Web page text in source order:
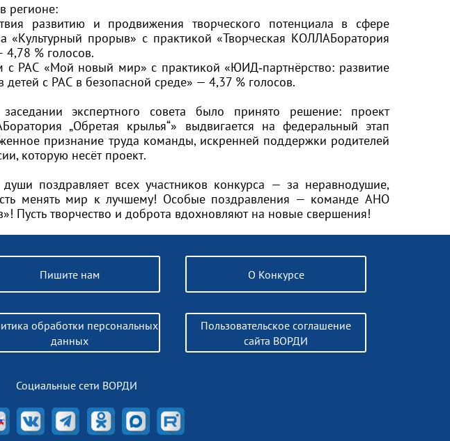
регионе:
развитию и продвижения творческого потенциала в сфере
«Культурный прорыв» с практикой «Творческая КОЛЛАБоратория
4,78 % голосов.
РАС «Мой новый мир» с практикой «ЮИД‑партнёрство: развитие
с РАС в безопасной среде» — 4,37 % голосов.
экспертного совета было принято решение: проект
„Обретая крылья“» выдвигается на федеральный этап
признание труда команды, искренней поддержки родителей
которую несёт проект.
поздравляет всех участников конкурса — за неравнодушие,
менять мир к лучшему! Особые поздравления — команде АНО
Пусть творчество и доброта вдохновляют на новые свершения!
Пишите нам
обработки персональных
данных
Социальные сети ВОРДИ
О Конкурсе
Пользовательское соглашение
сайта ВОРДИ